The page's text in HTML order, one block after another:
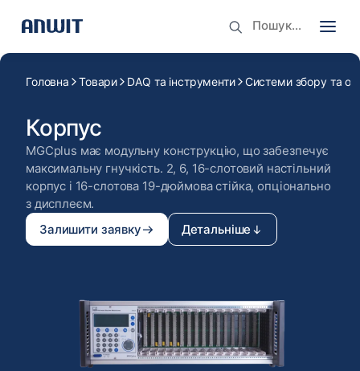
Головна Товари DAQ та інструменти Системи збору та
Корпус
MGCplus має модульну конструкцію, що забезпечує
максимальну гнучкість. 2, 6, 16-слотовий настільний
корпус і 16-слотова 19-дюймова стійка, опціонально
з дисплеєм.
Залишити заявку
Детальніше